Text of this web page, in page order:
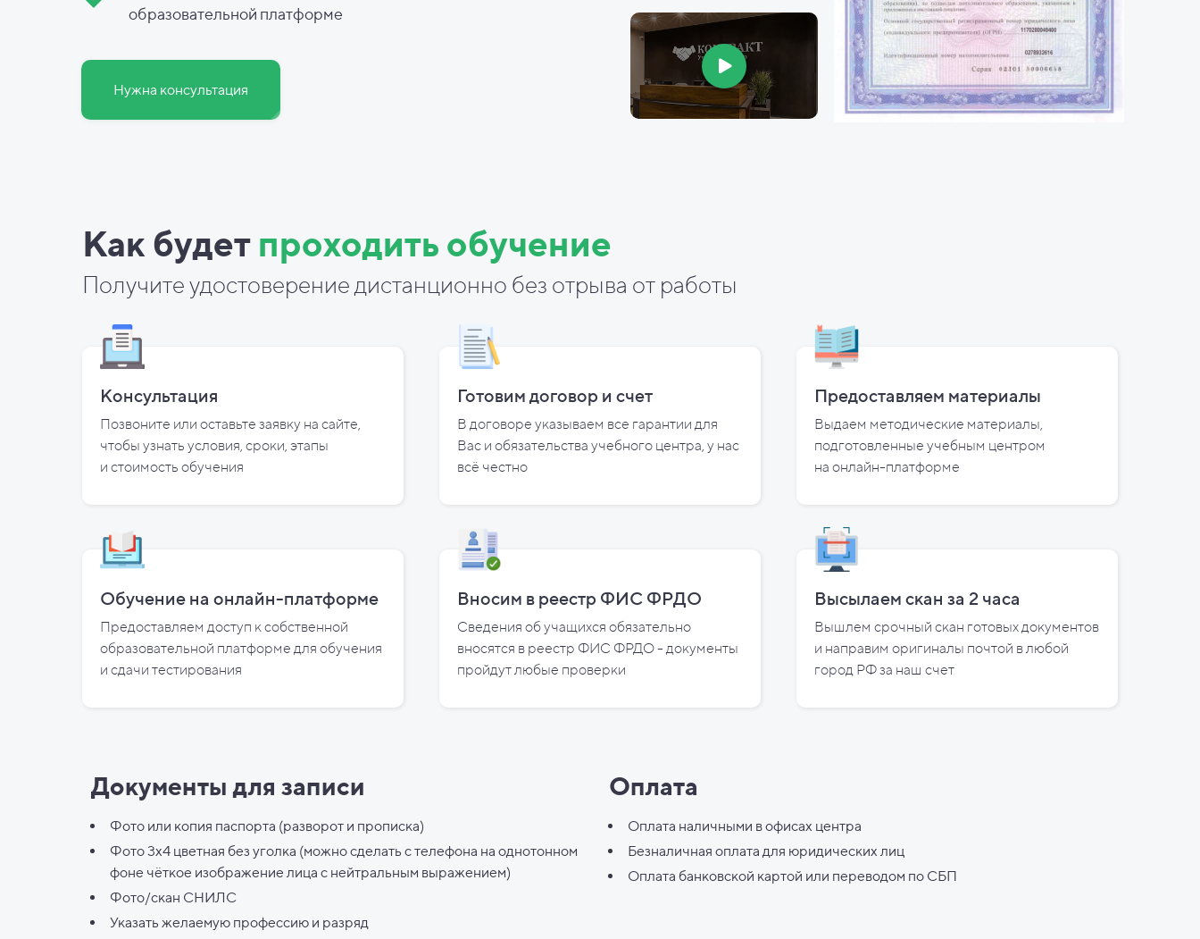
Нужна консультация
образовательной платформе
Как будет проходить обучение
Получите удостоверение дистанционно без отрыва от работы
Консультация
Позвоните или оставьте заявку на сайте,
чтобы узнать условия, сроки, этапы
и стоимость обучения
Готовим договор и счет
В договоре указываем все гарантии для
Вас и обязательства учебного центра, у нас
всё честно
Предоставляем материалы
Выдаем методические материалы,
подготовленные учебным центром
на онлайн-платформе
Обучение на онлайн-платформе
Предоставляем доступ к собственной
образовательной платформе для обучения
и сдачи тестирования
Вносим в реестр ФИС ФРДО
Сведения об учащихся обязательно
вносятся в реестр ФИС ФРДО - документы
пройдут любые проверки
Высылаем скан за 2 часа
Вышлем срочный скан готовых документов
и направим оригиналы почтой в любой
город РФ за наш счет
Документы для записи
Фото или копия паспорта (разворот и прописка)
Фото 3х4 цветная без уголка (можно сделать с телефона на однотонном
фоне чёткое изображение лица с нейтральным выражением)
Фото/скан СНИЛС
Указать желаемую профессию и разряд
Оплата
Оплата наличными в офисах центра
Безналичная оплата для юридических лиц
Оплата банковской картой или переводом по СБП